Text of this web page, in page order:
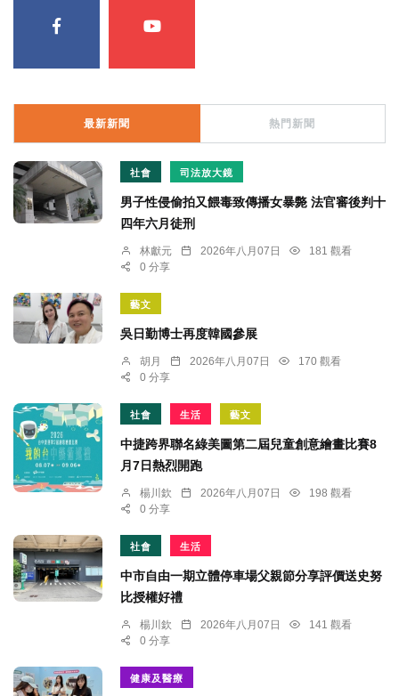
最新新聞 熱門新聞
社會 司法放大鏡
男子性侵偷拍又餵毒致傳播女暴斃 法官審後判十
四年六月徒刑
林獻元 2026年八月07日
181 觀看
0 分享
藝文
吳日勤博士再度韓國參展
胡月 2026年八月07日
170 觀看
0 分享
社會 生活 藝文
中捷跨界聯名綠美圖第二屆兒童創意繪畫比賽8
月7日熱烈開跑
楊川欽 2026年八月07日
198 觀看
0 分享
社會 生活
中市自由一期立體停車場父親節分享評價送史努
比授權好禮
楊川欽 2026年八月07日
141 觀看
0 分享
健康及醫療